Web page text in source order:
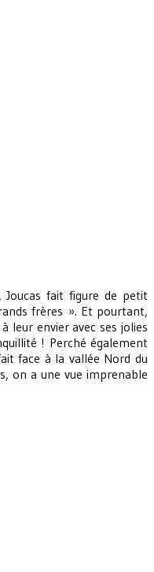
Joucas fait figure de petit
frères ». Et pourtant,
leur envier avec ses jolies
! Perché également
face à la vallée Nord du
on a une vue imprenable